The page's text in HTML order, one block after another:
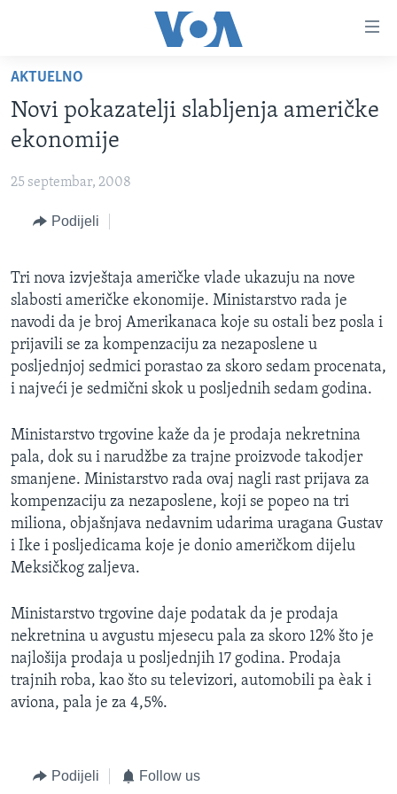
glavni
sadržaj
Pređi
na
glavnu
navigaciju
TV PROGRAM
VIDEO
FOTOGRAFIJE DANA
VIJESTI
SJEDINJENE AMERIČKE DRŽAVE
SVIJET
NAUKA I TEHNOLOGIJA
KORUPCIJA
SLOBODA MEDIJA
ŽENSKA STRANA
IZBJEGLIČKA STRANA
O GLASU AMERIKE
Learning English
PRATITE NAS
Jezici
AKTUELNO
Novi pokazatelji slabljenja američke
ekonomije
25 septembar, 2008
Podijeli
Tri nova izvještaja američke vlade ukazuju na nove
slabosti američke ekonomije. Ministarstvo rada je
navodi da je broj Amerikanaca koje su ostali bez posla i
prijavili se za kompenzaciju za nezaposlene u
posljednjoj sedmici porastao za skoro sedam procenata,
i najveći je sedmični skok u posljednih sedam godina.
Ministarstvo trgovine kaže da je prodaja nekretnina
pala, dok su i narudžbe za trajne proizvode takodjer
smanjene. Ministarstvo rada ovaj nagli rast prijava za
kompenzaciju za nezaposlene, koji se popeo na tri
miliona, objašnjava nedavnim udarima uragana Gustav
i Ike i posljedicama koje je donio američkom dijelu
Meksičkog zaljeva.
Ministarstvo trgovine daje podatak da je prodaja
nekretnina u avgustu mjesecu pala za skoro 12% što je
najlošija prodaja u posljednjih 17 godina. Prodaja
trajnih roba, kao što su televizori, automobili pa èak i
aviona, pala je za 4,5%.
Podijeli Follow us